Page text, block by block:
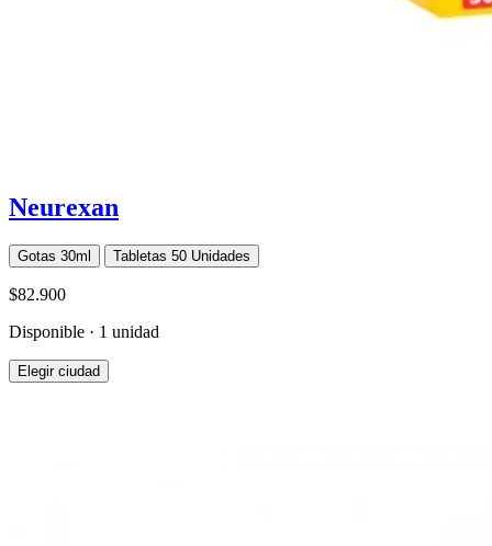
Neurexan
Gotas 30ml Tabletas 50 Unidades
$82.900
Disponible · 1 unidad
Elegir ciudad